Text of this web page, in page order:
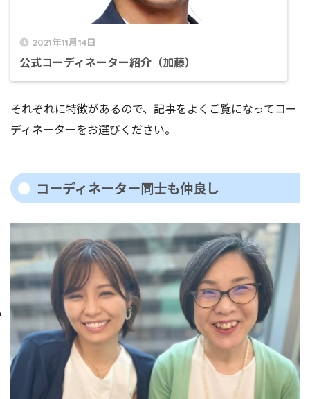
2021年11月14日
公式コーディネーター紹介（加藤）
それぞれに特徴があるので、記事をよくご覧になってコー
ディネーターをお選びください。
コーディネーター同士も仲良し